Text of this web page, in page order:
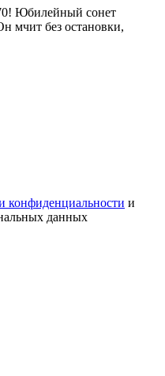
Юбилейный сонет
мчит без остановки,
конфиденциальности и
данных